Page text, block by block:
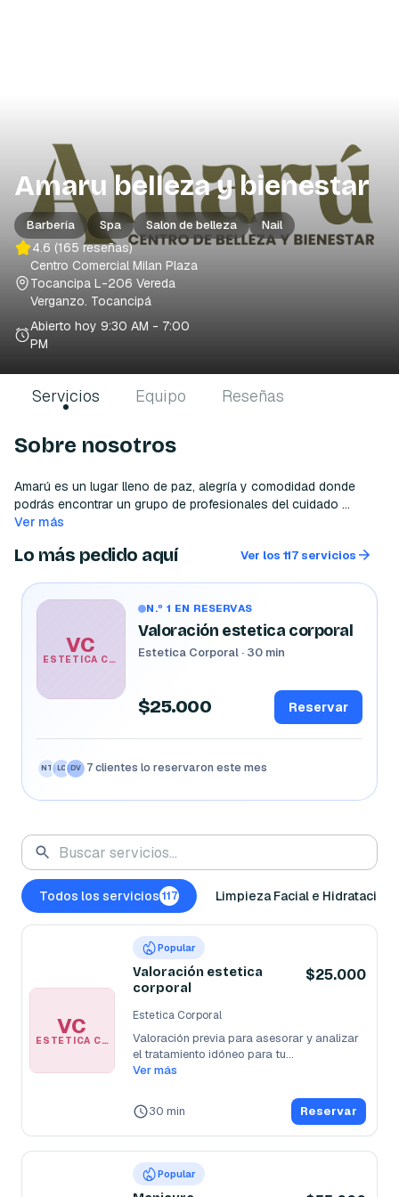
Amaru belleza y bienestar
Barbería Spa Salon de belleza Nail
4.6 (165 reseñas)
Centro Comercial Milan Plaza
Tocancipa L-206 Vereda
Verganzo. Tocancipá
Abierto hoy 9:30 AM - 7:00
PM
Servicios Equipo Reseñas
Sobre nosotros
Amarú es un lugar lleno de paz, alegría y comodidad donde
podrás encontrar un grupo de profesionales del cuidado
personal. Dia a dia nos preparamos para los retos que nuestros
del cuidado de cabello, uñas y cuerpo sin importar tu edad o
han encontrado el lugar ideal para sus necesidades de cuidado
personal.
Ver más
Lo más pedido aquí Ver los 117 servicios
VC
ESTETICA CORPORAL
N.º 1 EN RESERVAS
Valoración estetica corporal
Estetica Corporal · 30 min
$25.000 Reservar
AM MR CR 7 clientes lo reservaron este mes
Todos los servicios 117 Limpieza Facial e Hidratación
VC
ESTETICA CORPORAL
Popular
Valoración estetica
corporal
$25.000
Estetica Corporal
Valoración previa para asesorar y analizar
el tratamiento idóneo para tu...
Ver más
30 min Reservar
Popular